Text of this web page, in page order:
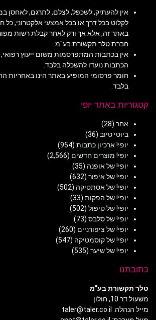
אין להעתיק, לשכפל, לצלם, לתרגם, לאחסן
לקלוט בכל דרך או בכל אמצעי אלקטרוני,
באתר זה, אלא אך ורק לאחר קבלת רשות
חברת טלר תקשורת בע"מ.
אין בכתבות המתפרסמות משום ייעוץ
הכתבות נועדו להשכלה בלבד.
חומר פרסומי המופיע באתר הינו באחריות
בלבד.
קטגוריות באתר יופי
אחר (28)
ביוטי טיוב (36)
יופי! ארכיון כתבות (954)
יופי! מוצרים חדשים (2,566)
יופי! של אופנה (35)
יופי! של איפור (632)
יופי! של אסתטיקה (502)
יופי! של הפקות (33)
יופי! של טיפול (502)
יופי! של סלבס (73)
יופי! של ציפורניים (260)
יופי! של קוסמטיקה (547)
יופי! של שיער (535)
כתובתנו
טלר תקשורת בע"מ
משעול דר 10, חולון
מייל הנהלה: taler@taler.co.il